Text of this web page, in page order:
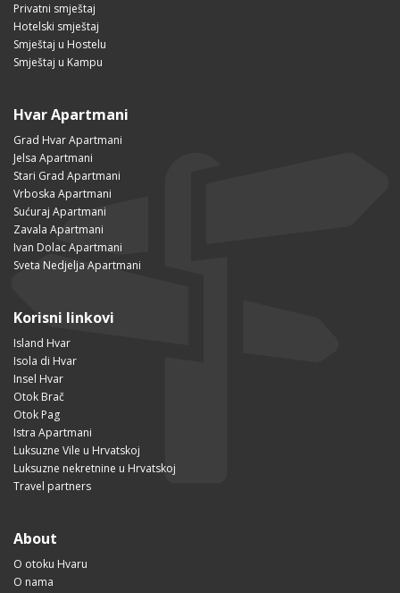
Privatni smještaj
Hotelski smještaj
Smještaj u Hostelu
Smještaj u Kampu
Hvar Apartmani
Grad Hvar Apartmani
Jelsa Apartmani
Stari Grad Apartmani
Vrboska Apartmani
Sućuraj Apartmani
Zavala Apartmani
Ivan Dolac Apartmani
Sveta Nedjelja Apartmani
Korisni linkovi
Island Hvar
Isola di Hvar
Insel Hvar
Otok Brač
Otok Pag
Istra Apartmani
Luksuzne Vile u Hrvatskoj
Luksuzne nekretnine u Hrvatskoj
Travel partners
About
O otoku Hvaru
O nama